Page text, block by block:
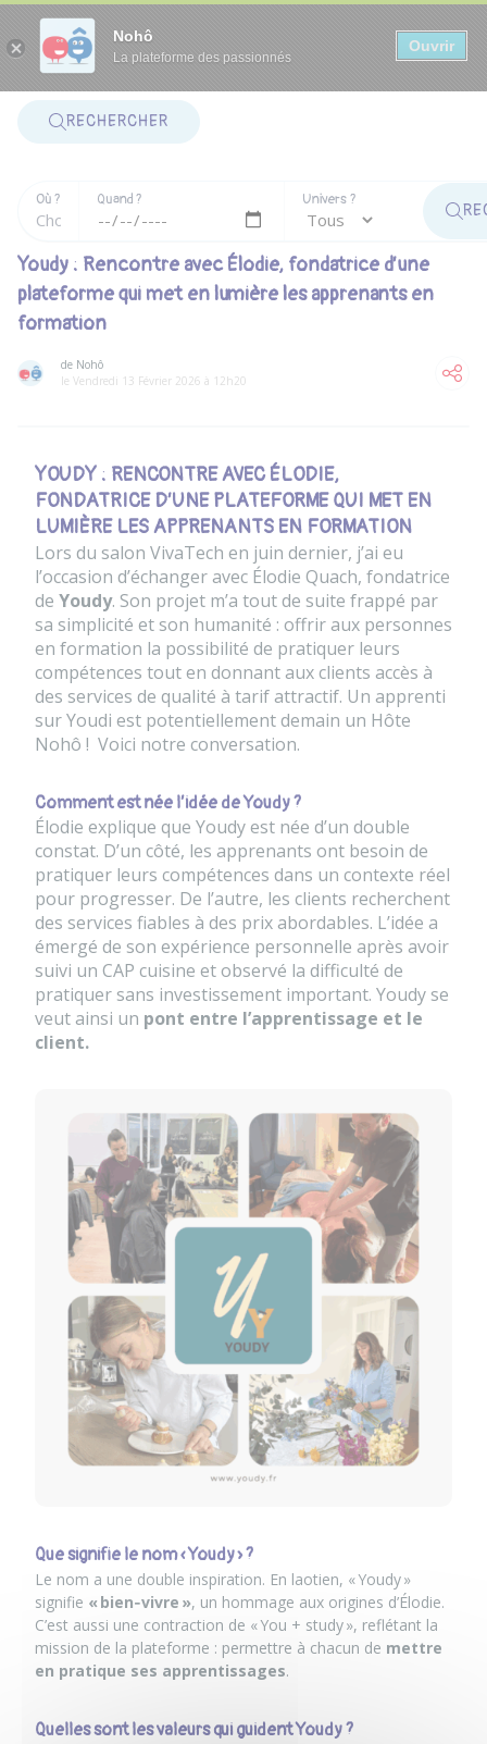
Nohô
La plateforme des passionnés
Ouvrir
RECHERCHER
Où ? Quand ? Univers ?
Youdy : Rencontre avec Élodie, fondatrice d’une
plateforme qui met en lumière les apprenants en
formation
de Nohô
le Vendredi 13 Février 2026 à 12h20
YOUDY : RENCONTRE AVEC ÉLODIE,
FONDATRICE D’UNE PLATEFORME QUI MET EN
LUMIÈRE LES APPRENANTS EN FORMATION
Lors du salon VivaTech en juin dernier, j’ai eu
l’occasion d’échanger avec Élodie Quach, fondatrice
de Youdy. Son projet m’a tout de suite frappé par
sa simplicité et son humanité : offrir aux personnes
en formation la possibilité de pratiquer leurs
compétences tout en donnant aux clients accès à
des services de qualité à tarif attractif. Un apprenti
sur Youdi est potentiellement demain un Hôte
Nohô ! Voici notre conversation.
Comment est née l’idée de Youdy ?
Élodie explique que Youdy est née d’un double
constat. D’un côté, les apprenants ont besoin de
pratiquer leurs compétences dans un contexte réel
pour progresser. De l’autre, les clients recherchent
des services fiables à des prix abordables. L’idée a
émergé de son expérience personnelle après avoir
suivi un CAP cuisine et observé la difficulté de
pratiquer sans investissement important. Youdy se
veut ainsi un pont entre l’apprentissage et le
client.
Que signifie le nom « Youdy » ?
Le nom a une double inspiration. En laotien, « Youdy »
signifie « bien‑vivre », un hommage aux origines d’Élodie.
C’est aussi une contraction de « You + study », reflétant la
mission de la plateforme : permettre à chacun de mettre
en pratique ses apprentissages.
Quelles sont les valeurs qui guident Youdy ?
Panneau de gestion des cookies